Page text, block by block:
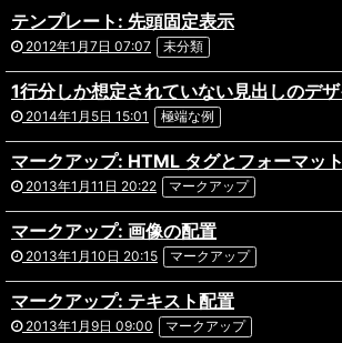
テンプレート: 先頭固定表示
2012年1月7日 07:07 未分類
2014年1月5日 15:01 極端な例
マークアップ: HTML タグとフォーマット
2013年1月11日 20:22 マークアップ
マークアップ: 画像の配置
2013年1月10日 20:15 マークアップ
マークアップ: テキスト配置
2013年1月9日 09:00 マークアップ